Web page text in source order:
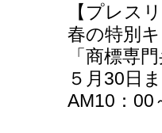
【プレス
春の特別
「商標専
５月30日
AM10：00